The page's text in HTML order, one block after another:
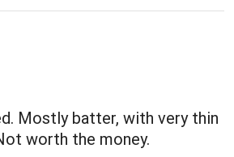
Mostly batter, with very thin
worth the money.